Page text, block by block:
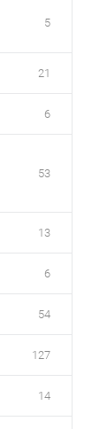
5
21
6
53
13
6
54
127
14